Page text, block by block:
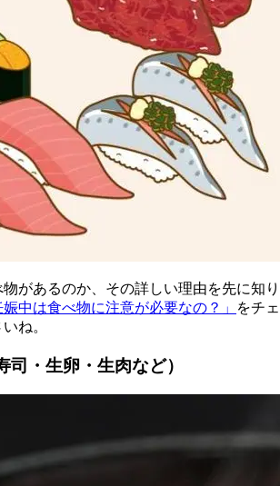
があるのか、その詳しい理由を先に知り
娠中は食べ物に注意が必要なの？」
をチェ
ね。
司・生卵・生肉など）